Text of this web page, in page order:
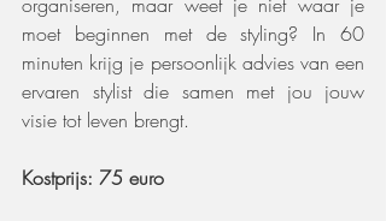
moet beginnen met de styling? In 60
minuten krijg je persoonlijk advies van een
ervaren stylist die samen met jou jouw
visie tot leven brengt.
Kostprijs: 75 euro